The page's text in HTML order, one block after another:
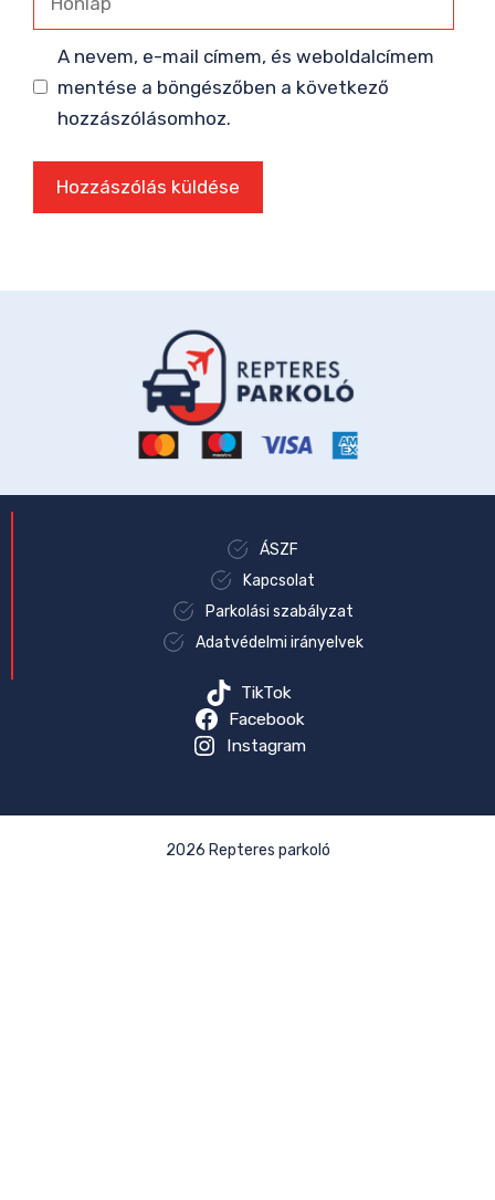
A nevem, e-mail címem, és weboldalcímem
mentése a böngészőben a következő
hozzászólásomhoz.
ÁSZF
Kapcsolat
Parkolási szabályzat
Adatvédelmi irányelvek
TikTok
Facebook
Instagram
2026 Repteres parkoló